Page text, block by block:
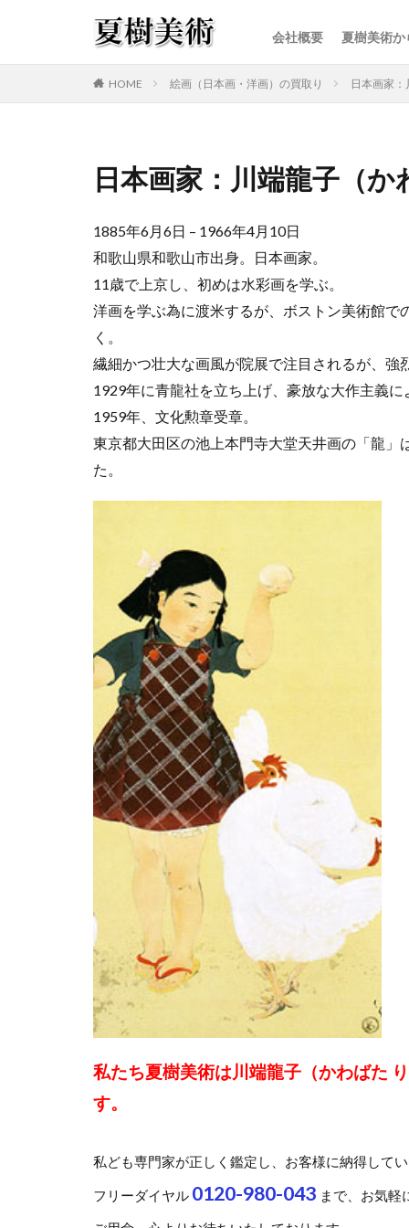
会社概要 夏樹美術
HOME 絵画（日本画・洋画）の買取り 日本画家：
日本画家：川端龍子（か
1885年6月6日 – 1966年4月10日
和歌山県和歌山市出身。日本画家。
11歳で上京し、初めは水彩画を学ぶ。
洋画を学ぶ為に渡米するが、ボストン美術館
く。
繊細かつ壮大な画風が院展で注目されるが、強
1929年に青龍社を立ち上げ、豪放な大作主義に
1959年、文化勲章受章。
東京都大田区の池上本門寺大堂天井画の「龍」
た。
私たち夏樹美術は川端龍子（かわばた
す。
私ども専門家が正しく鑑定し、お客様に納得して
フリーダイヤル 0120-980-043 まで、お気軽